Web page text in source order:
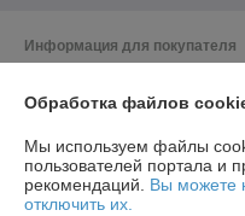
Информация для покупателя
220024, г. Минск, ул.
Регистрационный номер ЕГР:
УНП: 192313709
Обработка файлов
Мы используем файлы
пользователей портала и
рекомендаций. Вы можете
отключить их.